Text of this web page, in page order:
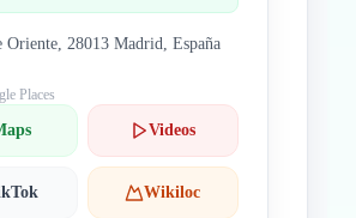
Oriente, 28013 Madrid, España
Places
Videos
Wikiloc